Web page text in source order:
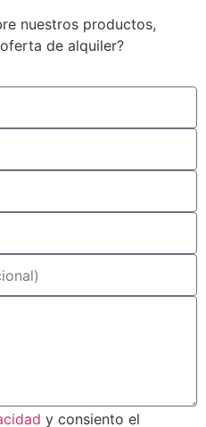
nuestros productos,
de alquiler?
y consiento el